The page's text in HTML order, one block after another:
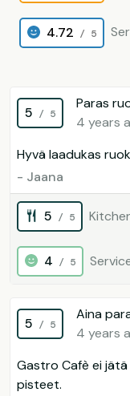
4.72 / 5
5 / 5
Paras
4 years
Hyvä laadukas
- Jaana
5 / 5
4 / 5
5 / 5
Aina
4 years
Gastro Cafè ei
pisteet.